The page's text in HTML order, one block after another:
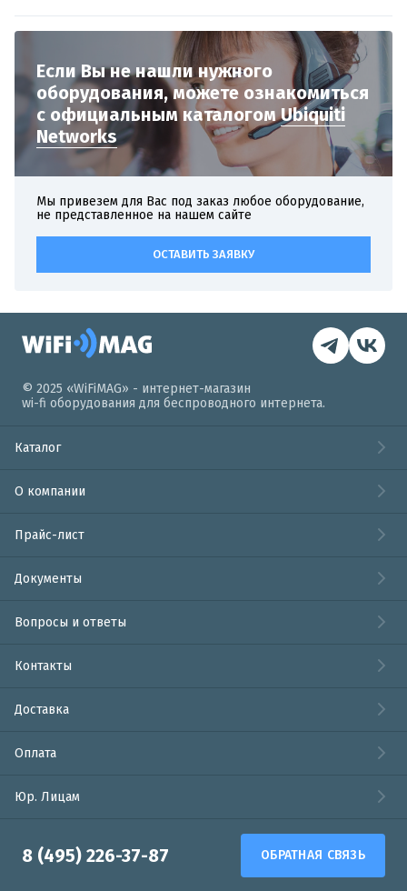
Если Вы не нашли нужного
оборудования,можете ознакомиться
с официальнымкаталогомUbiquiti
Networks
Мы привезем для Вас под заказ любое оборудование,
не представленное на нашем сайте
ОСТАВИТЬ ЗАЯВКУ
© 2025 «WiFiMAG» - интернет-магазин
wi-fi оборудования для беспроводного интернета.
Каталог
О компании
Прайс-лист
Документы
Вопросы и ответы
Контакты
Доставка
Оплата
Юр. Лицам
8 (495) 226-37-87 ОБРАТНАЯ СВЯЗЬ